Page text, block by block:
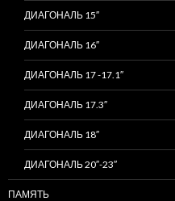
ДИАГОНАЛЬ 15″
ДИАГОНАЛЬ 16″
ДИАГОНАЛЬ 17 -17.1″
ДИАГОНАЛЬ 17.3″
ДИАГОНАЛЬ 18″
ДИАГОНАЛЬ 20″-23″
ПАМЯТЬ